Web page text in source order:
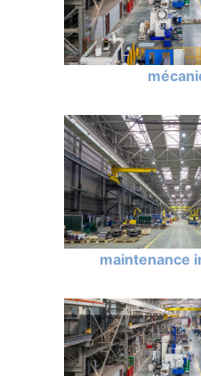
maintenance